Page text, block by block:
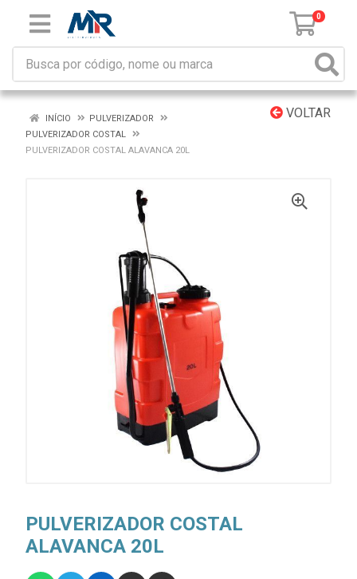
0
VOLTAR
INÍCIO
PULVERIZADOR
PULVERIZADOR COSTAL
PULVERIZADOR COSTAL ALAVANCA 20L
PULVERIZADOR COSTAL
ALAVANCA 20L